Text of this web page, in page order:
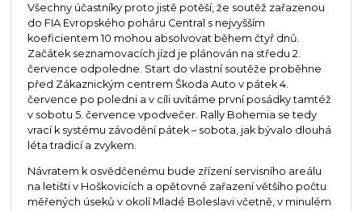
Všechny účastníky proto jistě potěší, že soutěž zařazenou
do FIA Evropského poháru Central s nejvyšším
koeficientem 10 mohou absolvovat během čtyř dnů.
Začátek seznamovacích jízd je plánován na středu 2.
července odpoledne. Start do vlastní soutěže proběhne
před Zákaznickým centrem Škoda Auto v pátek 4.
července po poledni a v cíli uvítáme první posádky tamtéž
v sobotu 5. července vpodvečer. Rally Bohemia se tedy
vrací k systému závodění pátek – sobota, jak bývalo dlouhá
léta tradicí a zvykem.
Návratem k osvědčenému bude zřízení servisního areálu
na letišti v Hoškovicích a opětovné zařazení většího počtu
měřených úseků v okolí Mladé Boleslavi včetně, v minulém